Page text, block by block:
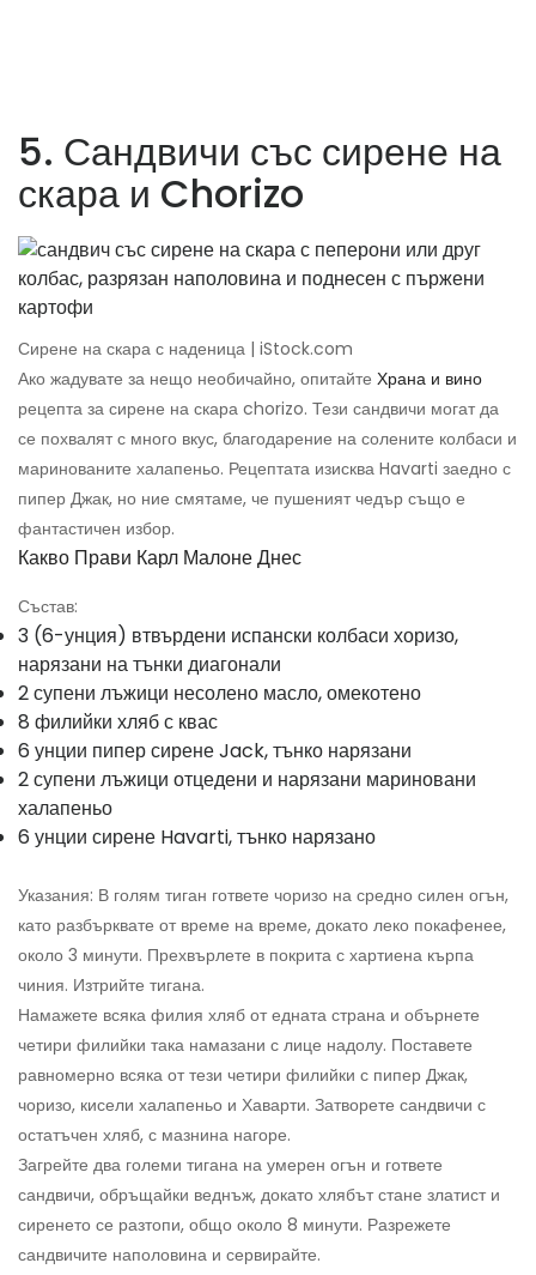
5. Сандвичи със сирене на
скара и Chorizo
Сирене на скара с наденица | iStock.com
Ако жадувате за нещо необичайно, опитайте Храна и вино
рецепта за сирене на скара chorizo. Тези сандвичи могат да
се похвалят с много вкус, благодарение на солените колбаси и
маринованите халапеньо. Рецептата изисква Havarti заедно с
пипер Джак, но ние смятаме, че пушеният чедър също е
фантастичен избор.
Какво Прави Карл Малоне Днес
Състав:
3 (6-унция) втвърдени испански колбаси хоризо,
нарязани на тънки диагонали
2 супени лъжици несолено масло, омекотено
8 филийки хляб с квас
6 унции пипер сирене Jack, тънко нарязани
2 супени лъжици отцедени и нарязани мариновани
халапеньо
6 унции сирене Havarti, тънко нарязано
Указания: В голям тиган гответе чоризо на средно силен огън,
като разбърквате от време на време, докато леко покафенее,
около 3 минути. Прехвърлете в покрита с хартиена кърпа
чиния. Изтрийте тигана.
Намажете всяка филия хляб от едната страна и обърнете
четири филийки така намазани с лице надолу. Поставете
равномерно всяка от тези четири филийки с пипер Джак,
чоризо, кисели халапеньо и Хаварти. Затворете сандвичи с
остатъчен хляб, с мазнина нагоре.
Загрейте два големи тигана на умерен огън и гответе
сандвичи, обръщайки веднъж, докато хлябът стане златист и
сиренето се разтопи, общо около 8 минути. Разрежете
сандвичите наполовина и сервирайте.